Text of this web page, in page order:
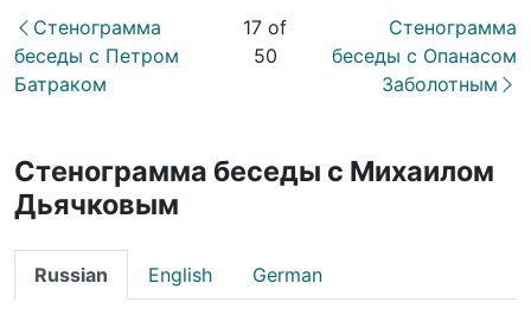
Стенограмма
беседы с Петром
Батраком
17 of
50
Стенограмма
беседы с Опанасом
Заболотным
Стенограмма беседы с Михаилом
Дьячковым
Russian English German